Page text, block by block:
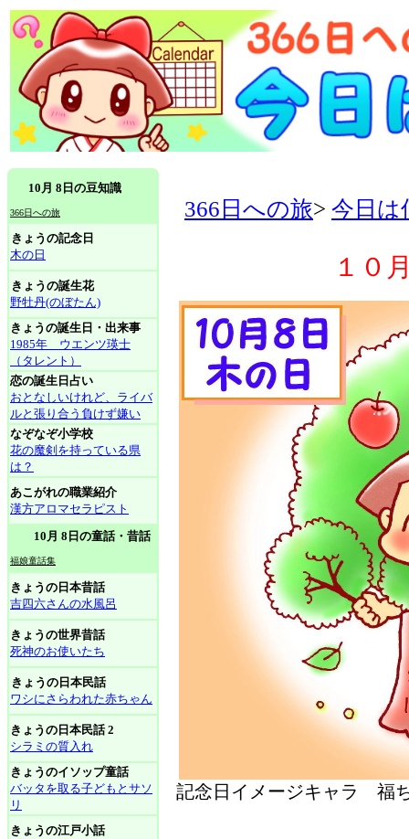
10月 8日の豆知識
366日への旅
きょうの記念日
木の日
きょうの誕生花
野牡丹(のぼたん)
きょうの誕生日・出来事
1985年 ウエンツ瑛士
（タレント）
恋の誕生日占い
おとなしいけれど、ライバ
ルと張り合う負けず嫌い
なぞなぞ小学校
花の魔剣を持っている県
は？
あこがれの職業紹介
漢方アロマセラピスト
10月 8日の童話・昔話
福娘童話集
きょうの日本昔話
吉四六さんの水風呂
きょうの世界昔話
死神のお使いたち
きょうの日本民話
ワシにさらわれた赤ちゃん
きょうの日本民話 2
シラミの質入れ
きょうのイソップ童話
バッタを取る子どもとサソ
リ
きょうの江戸小話
366日への旅> 今日は
１０
記念日イメージキャラ 福